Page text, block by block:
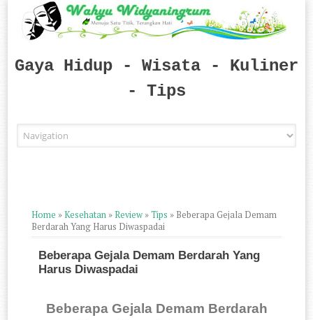
Gaya Hidup - Wisata - Kuliner
- Tips
Home » Kesehatan » Review»Tips » Beberapa Gejala Demam
Berdarah Yang Harus Diwaspadai
Beberapa Gejala Demam Berdarah Yang
Harus Diwaspadai
Beberapa Gejala Demam Berdarah